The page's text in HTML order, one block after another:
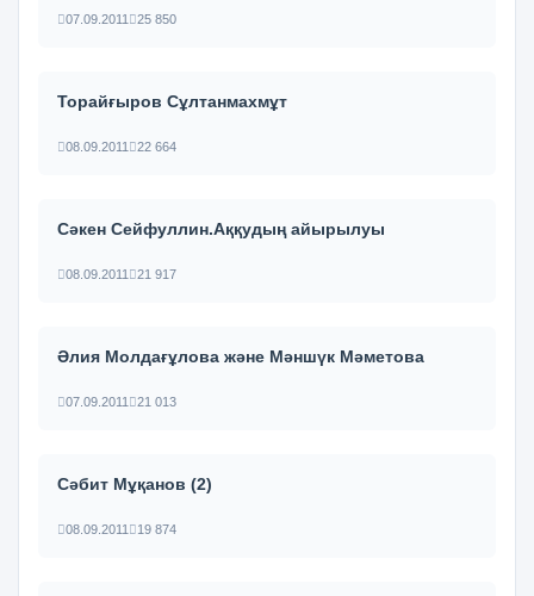
07.09.2011 25 850
Торайғыров Сұлтанмахмұт
08.09.2011 22 664
Сәкен Сейфуллин.Аққудың айырылуы
08.09.2011 21 917
Әлия Молдағұлова және Мәншүк Мәметова
07.09.2011 21 013
Сәбит Мұқанов (2)
08.09.2011 19 874